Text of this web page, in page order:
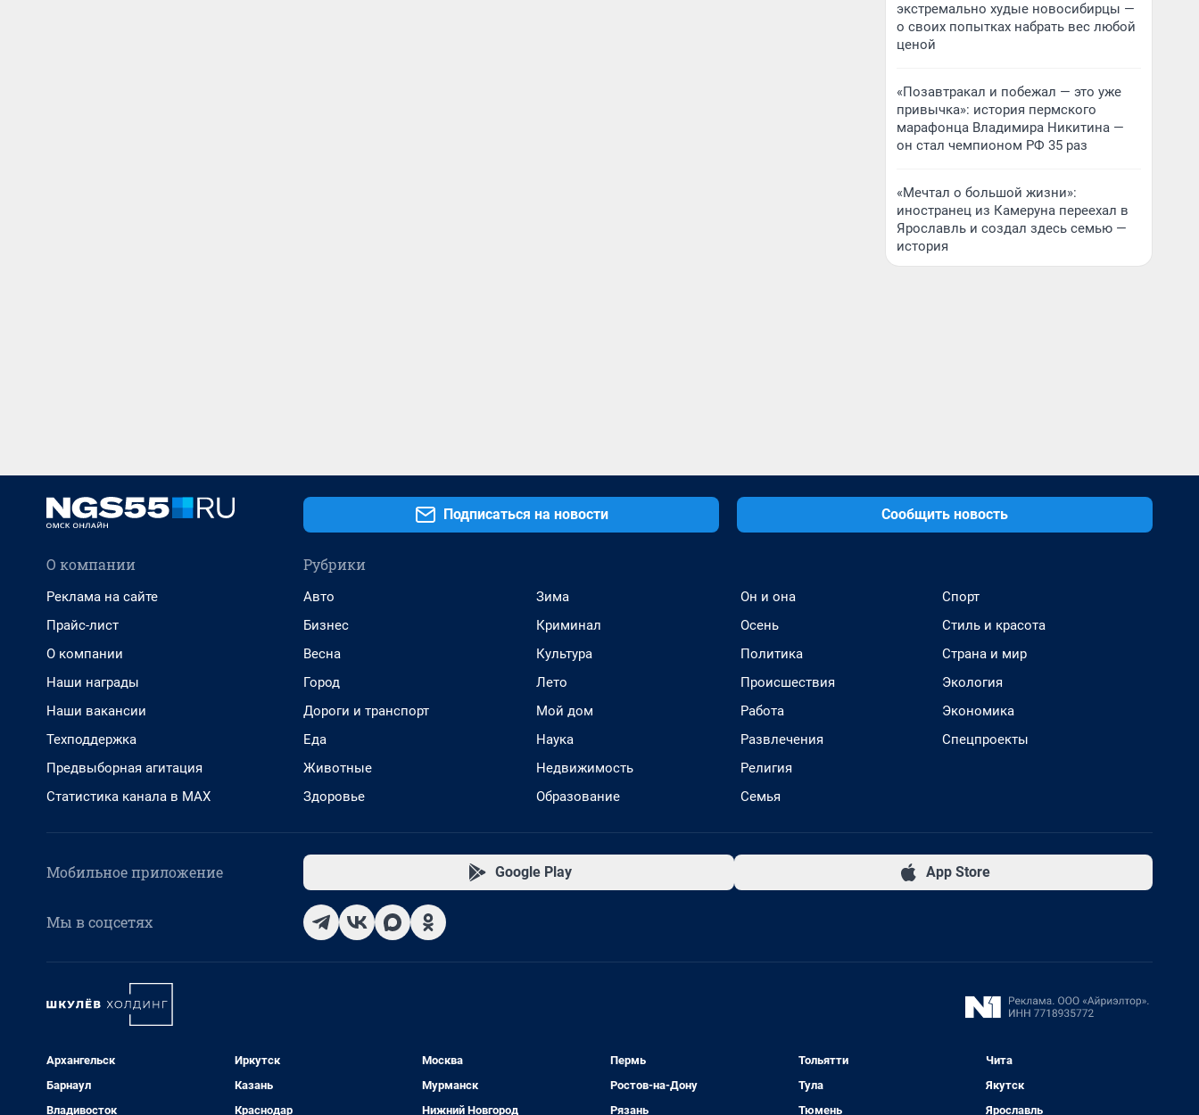
экстремально худые новосибирцы —
о своих попытках набрать вес любой
ценой
«Позавтракал и побежал — это уже
привычка»: история пермского
марафонца Владимира Никитина —
он стал чемпионом РФ 35 раз
«Мечтал о большой жизни»:
иностранец из Камеруна переехал в
Ярославль и создал здесь семью —
история
Подписаться на новости Сообщить новость
О компании
Реклама на сайте
Прайс-лист
О компании
Наши награды
Наши вакансии
Техподдержка
Предвыборная агитация
Статистика канала в MAX
Рубрики
Авто
Бизнес
Весна
Город
Дороги и транспорт
Еда
Животные
Здоровье
Зима
Криминал
Культура
Лето
Мой дом
Наука
Недвижимость
Образование
Он и она
Осень
Политика
Происшествия
Работа
Развлечения
Религия
Семья
Спорт
Стиль и красота
Страна и мир
Экология
Экономика
Спецпроекты
Мобильное приложение Google Play App Store
Мы в соцсетях
Архангельск
Барнаул
Владивосток
Иркутск
Казань
Краснодар
Москва
Мурманск
Нижний Новгород
Пермь
Ростов-на-Дону
Рязань
Тольятти
Тула
Тюмень
Чита
Якутск
Ярославль